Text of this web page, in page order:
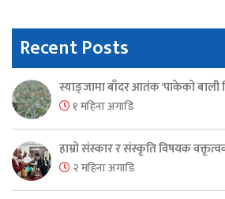
Recent Posts
स्याङ्जामा बाँदर आतंक ‘पाकेको बाली
१ महिना अगाडि
हाम्रो संस्कार र संस्कृति विषयक
२ महिना अगाडि